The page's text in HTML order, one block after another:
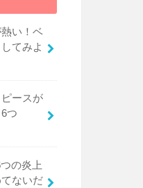
熱い！ベ
てみよ
ピースが
つ
の炎上
ないだ